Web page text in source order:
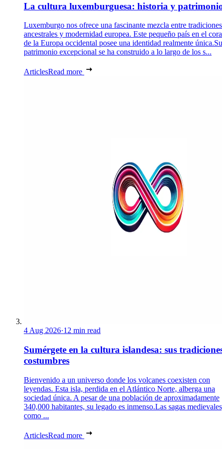
La cultura luxemburguesa: historia y
Luxemburgo nos ofrece una fascinante mezcla entre tradiciones
ancestrales y modernidad europea. Este pequeño país en el
de la Europa occidental posee una identidad realmente única.Su
patrimonio excepcional se ha construido a lo largo de los s...
ArticlesRead more
4 Aug 2026·12 min read
Sumérgete en la cultura islandesa: sus
costumbres
Bienvenido a un universo donde los volcanes coexisten con
leyendas. Esta isla, perdida en el Atlántico Norte, alberga una
sociedad única. A pesar de una población de aproximadamente
340,000 habitantes, su legado es inmenso.Las sagas
como ...
ArticlesRead more